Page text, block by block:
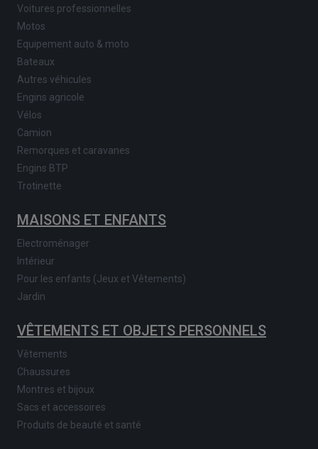
Voitures professionnelles
Motos
Equipement auto & moto
Bateaux
Autres véhicules
Engins agricole
Vélos
Camion
Remorques et caravanes
Engins BTP
Trotinette
MAISONS ET ENFANTS
Electroménager
Intérieur
Pour les enfants (Jeux et Vêtements)
Jardin
VÊTEMENTS ET OBJETS PERSONNELS
Vêtements
Chaussures
Montres et bijoux
Sacs et accessoires
Produits de beauté et santé